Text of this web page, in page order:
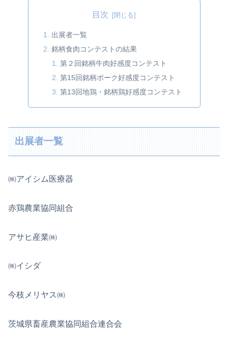
目次
出展者一覧
銘柄食肉コンテストの結果
第２回銘柄牛肉好感度コンテスト
第15回銘柄ポーク好感度コンテスト
第13回地鶏・銘柄鶏好感度コンテスト
出展者一覧
㈱アイシム医療器
赤鶏農業協同組合
アサヒ産業㈱
㈱イシダ
今枝メリヤス㈱
茨城県畜産農業協同組合連合会